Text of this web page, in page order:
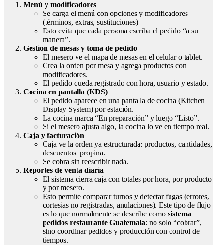
Menú y modificadores
Se carga el menú con opciones y modificadores
(términos, extras, sustituciones).
Esto evita que cada persona escriba el pedido “a su
manera”.
Gestión de mesas y toma de pedido
El mesero ve el mapa de mesas en el celular o tablet.
Crea la orden por mesa y agrega productos con
modificadores.
El pedido queda registrado con hora, usuario y estado.
Cocina en pantalla (KDS)
El pedido aparece en una pantalla de cocina (Kitchen
Display System) por estación.
La cocina marca “En preparación” y luego “Listo”.
Si el mesero ajusta algo, la cocina lo ve en tiempo real.
Caja y facturación
Caja ve la orden ya estructurada: productos, cantidades,
descuentos, propina.
Se cobra sin reescribir nada.
Reportes de venta diaria
El sistema cierra caja con totales por hora, por producto
y por mesero.
Esto permite comparar turnos y detectar fugas (errores,
cortesías no registradas, anulaciones). Este tipo de flujo
es lo que normalmente se describe como sistema
pedidos restaurante Guatemala: no solo “cobrar”,
sino coordinar pedidos y producción con control de
tiempos.